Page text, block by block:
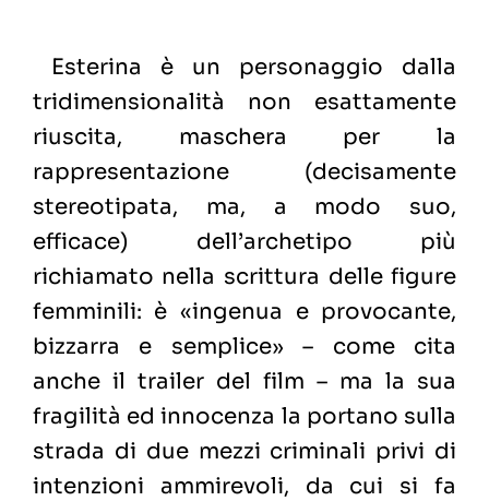
Esterina è un personaggio dalla
tridimensionalità non esattamente
riuscita, maschera per la
rappresentazione (decisamente
stereotipata, ma, a modo suo,
efficace) dell’archetipo più
richiamato nella scrittura delle figure
femminili: è «ingenua e provocante,
bizzarra e semplice» – come cita
anche il trailer del film – ma la sua
fragilità ed innocenza la portano sulla
strada di due mezzi criminali privi di
intenzioni ammirevoli, da cui si fa